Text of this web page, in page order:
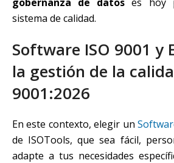
sistema de calidad.
Software ISO 9001 y
la gestión de la
9001:2026
En este contexto, elegir un
de ISOTools, que sea fácil,
adapte a tus necesidades